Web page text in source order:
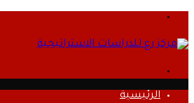
الرئيسية